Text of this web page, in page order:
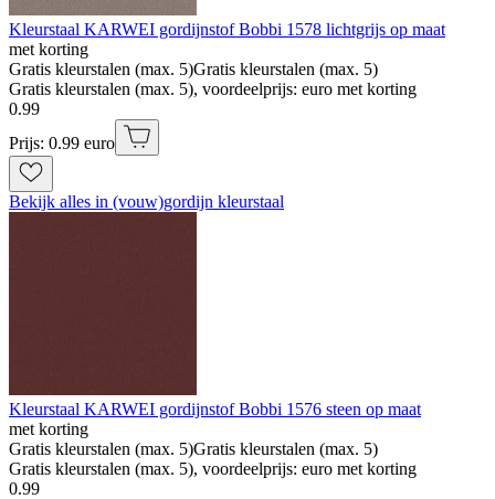
Kleurstaal KARWEI gordijnstof Bobbi 1578 lichtgrijs op maat
met korting
Gratis kleurstalen (max. 5)Gratis kleurstalen (max. 5)
Gratis kleurstalen (max. 5), voordeelprijs: euro met korting
0.99
Prijs: 0.99 euro
Bekijk alles in (vouw)gordijn kleurstaal
Kleurstaal KARWEI gordijnstof Bobbi 1576 steen op maat
met korting
Gratis kleurstalen (max. 5)Gratis kleurstalen (max. 5)
Gratis kleurstalen (max. 5), voordeelprijs: euro met korting
0.99